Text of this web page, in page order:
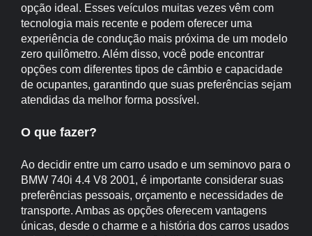
opção ideal. Esses veículos muitas vezes vêm com
tecnologia mais recente e podem oferecer uma
experiência de condução mais próxima de um modelo
zero quilômetro. Além disso, você pode encontrar
opções com diferentes tipos de câmbio e capacidade
de ocupantes, garantindo que suas preferências sejam
atendidas da melhor forma possível.
O que fazer?
Ao decidir entre um carro usado e um seminovo para o
BMW 740i 4.4 V8 2001, é importante considerar suas
preferências pessoais, orçamento e necessidades de
transporte. Ambas as opções oferecem vantagens
únicas, desde o charme e a história dos carros usados